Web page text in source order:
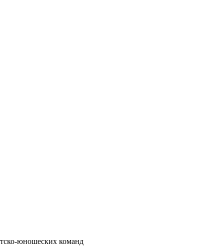
юношеских команд